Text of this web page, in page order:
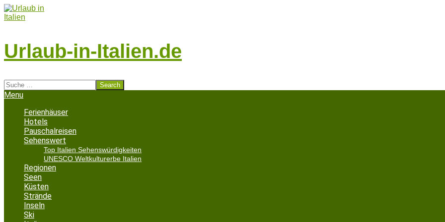
Skip
to
Urlaub-in-Italien.de
Search
Secondary
Menu
Ferienhäuser
Hotels
Pauschalreisen
Sehenswert
Top Italien Sehenswürdigkeiten
UNESCO Weltkulturerbe Italien
Regionen
Seen
Küsten
Strände
Inseln
Ski